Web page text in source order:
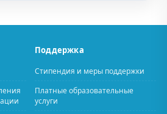
Поддержка
Стипендия и меры поддержки
Платные образовательные
услуги